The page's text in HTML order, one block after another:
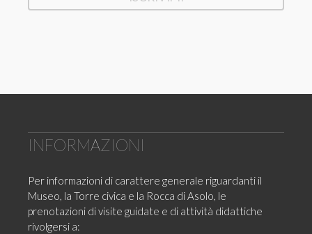
INFORMAZIONI
Per informazioni di carattere generale riguardanti il
Museo, la Torre civica e la Rocca di Asolo, le
prenotazioni di visite guidate e di attività didattiche
rivolgersi a: